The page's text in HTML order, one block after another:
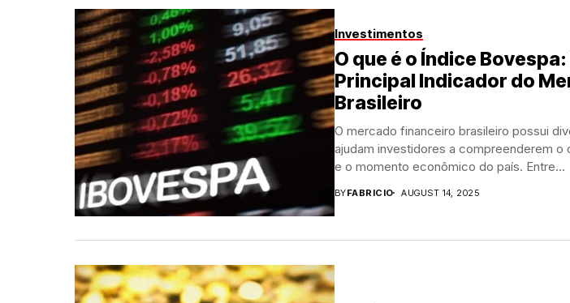
Investimentos
O que é o Índice
Principal Indicador do
Brasileiro
O mercado financeiro brasileiro possui
ajudam investidores a compreenderem
e o momento econômico do país. Entre...
BYFABRICIO AUGUST 14, 2025